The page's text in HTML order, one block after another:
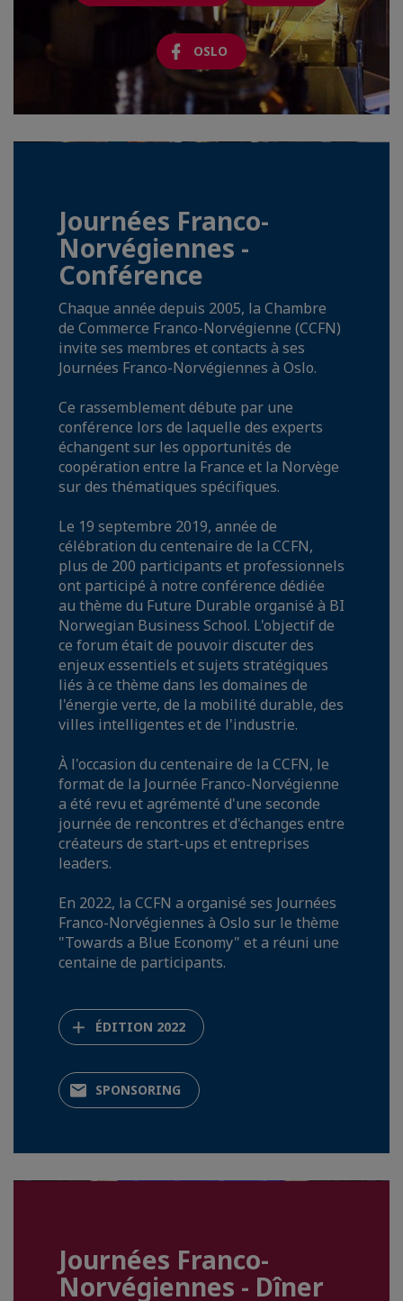
OSLO
Journées Franco-
Norvégiennes -
Conférence
Chaque année depuis 2005, la Chambre
de Commerce Franco-Norvégienne (CCFN)
invite ses membres et contacts à ses
Journées Franco-Norvégiennes à Oslo.
Ce rassemblement débute par une
conférence lors de laquelle des experts
échangent sur les opportunités de
coopération entre la France et la Norvège
sur des thématiques spécifiques.
Le 19 septembre 2019, année de
célébration du centenaire de la CCFN,
plus de 200 participants et professionnels
ont participé à notre conférence dédiée
au thème du Future Durable organisé à BI
Norwegian Business School. L'objectif de
ce forum était de pouvoir discuter des
enjeux essentiels et sujets stratégiques
liés à ce thème dans les domaines de
l'énergie verte, de la mobilité durable, des
villes intelligentes et de l'industrie.
À l'occasion du centenaire de la CCFN, le
format de la Journée Franco-Norvégienne
a été revu et agrémenté d'une seconde
journée de rencontres et d'échanges entre
créateurs de start-ups et entreprises
leaders.
En 2022, la CCFN a organisé ses Journées
Franco-Norvégiennes à Oslo sur le thème
"Towards a Blue Economy" et a réuni une
centaine de participants.
ÉDITION 2022
SPONSORING
Journées Franco-
Norvégiennes - Dîner